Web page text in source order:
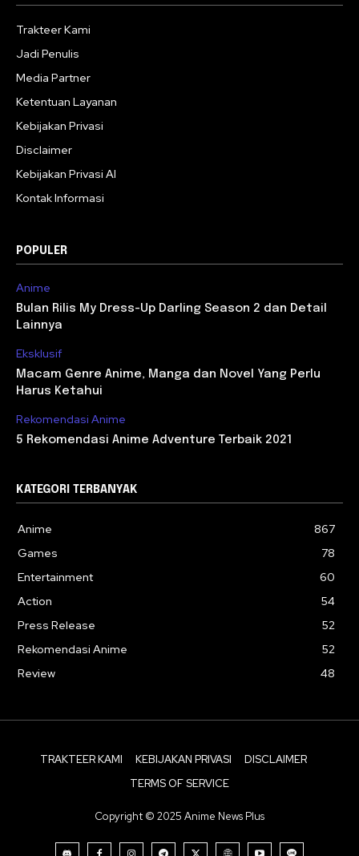
Trakteer Kami
Jadi Penulis
Media Partner
Ketentuan Layanan
Kebijakan Privasi
Disclaimer
Kebijakan Privasi AI
Kontak Informasi
POPULER
Anime
Bulan Rilis My Dress-Up Darling Season 2 dan Detail
Lainnya
Eksklusif
Macam Genre Anime, Manga dan Novel Yang Perlu
Harus Ketahui
Rekomendasi Anime
5 Rekomendasi Anime Adventure Terbaik 2021
KATEGORI TERBANYAK
Anime
867
Games
78
Entertainment
60
Action
54
Press Release
52
Rekomendasi Anime
52
Review
48
TRAKTEER KAMI KEBIJAKAN PRIVASI
DISCLAIMER
TERMS OF SERVICE
Copyright © 2025 Anime News Plus